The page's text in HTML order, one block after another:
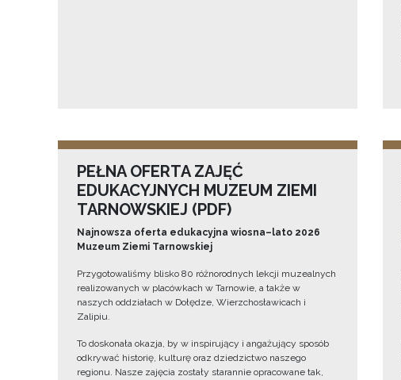
PEŁNA OFERTA ZAJĘĆ
EDUKACYJNYCH MUZEUM ZIEMI
TARNOWSKIEJ (PDF)
Najnowsza oferta edukacyjna wiosna–lato 2026
Muzeum Ziemi Tarnowskiej
Przygotowaliśmy blisko 80 różnorodnych lekcji muzealnych
realizowanych w placówkach w Tarnowie, a także w
naszych oddziałach w Dołędze, Wierzchosławicach i
Zalipiu.
To doskonała okazja, by w inspirujący i angażujący sposób
odkrywać historię, kulturę oraz dziedzictwo naszego
regionu. Nasze zajęcia zostały starannie opracowane tak,